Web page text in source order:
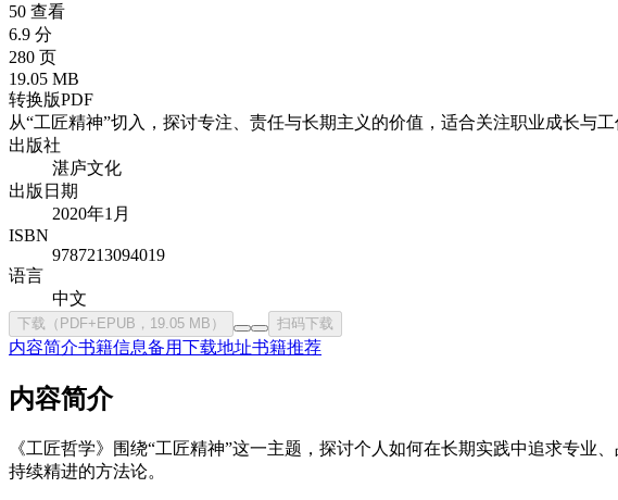
50 查看
6.9 分
280 页
19.05 MB
转换版PDF
从“工匠精神”切入，探讨专注、责任与长期主义的价值，适合关注职业成长与工
出版社
湛庐文化
出版日期
2020年1月
ISBN
9787213094019
语言
中文
下载（PDF+EPUB，19.05 MB） 扫码下载
内容简介书籍信息备用下载地址书籍推荐
内容简介
《工匠哲学》围绕“工匠精神”这一主题，探讨个人如何在长期实践中追求专
持续精进的方法论。